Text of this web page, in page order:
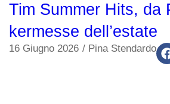
Tim Summer Hits, da
kermesse dell’estate
16 Giugno 2026 / Pina Stendardo